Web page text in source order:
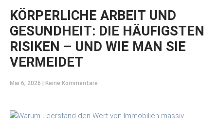
KÖRPERLICHE ARBEIT UND
GESUNDHEIT: DIE HÄUFIGSTEN
RISIKEN – UND WIE MAN SIE
VERMEIDET
Mai 6, 2026 Keine Kommentare